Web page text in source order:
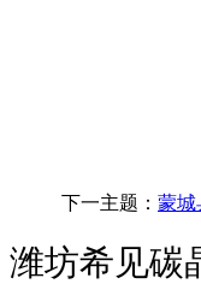
下一主题： 蒙城
潍坊希见